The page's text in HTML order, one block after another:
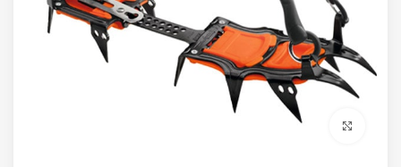
برای بزرگنمایی کلیک کنید